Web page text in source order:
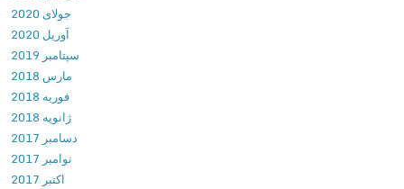
F
r
e
e
b
l
a
d
جولای 2020
آوریل 2020
سپتامبر 2019
مارس 2018
فوریه 2018
ژانویه 2018
دسامبر 2017
نوامبر 2017